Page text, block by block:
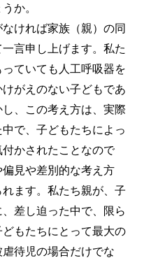
か。
ければ家族（親）の同
言申し上げます。私た
ていても人工呼吸器を
がえのない子どもであ
、この考え方は、実際
で、子どもたちによっ
かされたことなので
見や差別的な考え方
ます。私たち親が、子
差し迫った中で、限ら
もたちにとって最大の
待児の場合だけでな